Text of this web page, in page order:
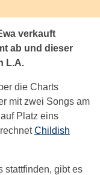
verkauft
ab und dieser
L.A.
die Charts
mit zwei Songs am
Platz eins
Childish
stattfinden, gibt es